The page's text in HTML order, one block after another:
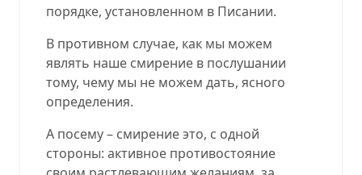
порядке, установленном в Писании.
В противном случае, как мы можем
являть наше смирение в послушании
тому, чему мы не можем дать, ясного
определения.
А посему – смирение это, с одной
стороны: активное противостояние